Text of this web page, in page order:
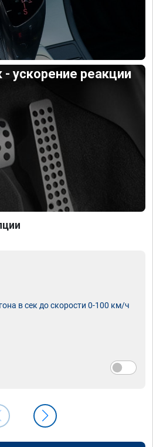
ускорение реакции
в сек до скорости 0-100 км/ч